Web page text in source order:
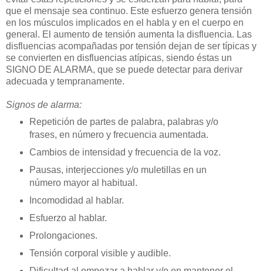
que el mensaje sea continuo. Este esfuerzo genera tensión
en los músculos implicados en el habla y en el cuerpo en
general. El aumento de tensión aumenta la disfluencia. Las
disfluencias acompañadas por tensión dejan de ser típicas y
se convierten en disfluencias atípicas, siendo éstas un
SIGNO DE ALARMA, que se puede detectar para derivar
adecuada y tempranamente.
Signos de alarma:
Repetición de partes de palabra, palabras y/o
frases, en número y frecuencia aumentada.
Cambios de intensidad y frecuencia de la voz.
Pausas, interjecciones y/o muletillas en un
número mayor al habitual.
Incomodidad al hablar.
Esfuerzo al hablar.
Prolongaciones.
Tensión corporal visible y audible.